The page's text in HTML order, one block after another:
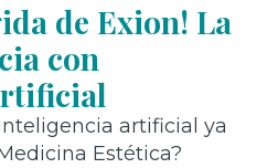
de Exion! La
con
artificial ya
Estética?